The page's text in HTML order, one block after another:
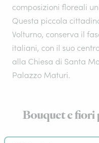
composizioni floreali
Questa piccola
Volturno, conserva il
italiani, con il suo
alla Chiesa di Santa
Palazzo Maturi.
Bouquet e fiori